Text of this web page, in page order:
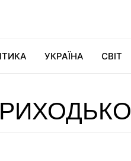
УКРАЇНА СВІТ